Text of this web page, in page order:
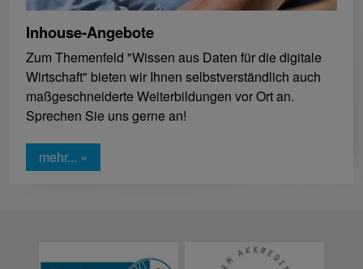
Inhouse-Angebote
Zum Themenfeld "Wissen aus Daten für die digitale
Wirtschaft" bieten wir Ihnen selbstverständlich auch
maßgeschneiderte Weiterbildungen vor Ort an.
Sprechen Sie uns gerne an!
mehr... »